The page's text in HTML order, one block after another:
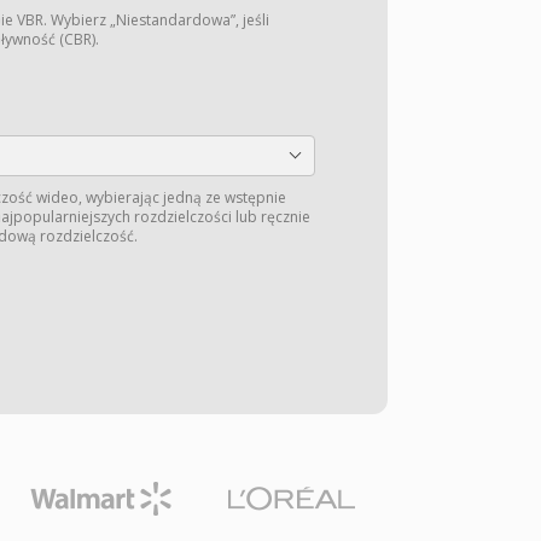
VBR. Wybierz „Niestandardowa”, jeśli
(CBR).
wideo, wybierając jedną ze wstępnie
rozdzielczości lub ręcznie
rozdzielczość.